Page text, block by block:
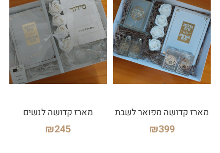
מארז קדושה מפואר לשבת
₪399
מארז קדושה לנשים
₪245